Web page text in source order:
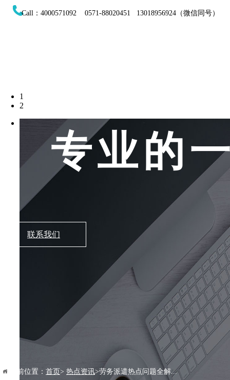
Call：4000571092 0571-88020451 13018956924（微信同号）
1
2
专业的
联系我们
当前位置： 首页> 热点资讯>劳务派遣热点问题全解...